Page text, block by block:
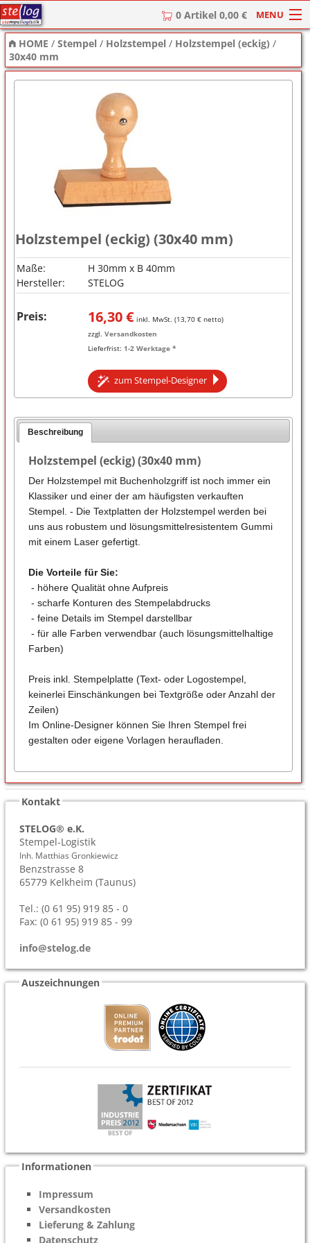
0 Artikel 0,00 € MENU
HOME
Stempel
Stempel-Textplatten
HOME /Stempel / Holzstempel / Holzstempel (eckig) /
30x40 mm
Holzstempel (eckig) (30x40 mm)
Maße:
H 30mm x B 40mm
Hersteller:
STELOG
Preis: 16,30€ inkl. MwSt. (13,70€ netto)
zzgl. Versandkosten
Lieferfrist: 1-2 Werktage *
zum Stempel-Designer
Beschreibung
Holzstempel (eckig) (30x40 mm)
Der Holzstempel mit Buchenholzgriff ist noch immer ein
Klassiker und einer der am häufigsten verkauften
Stempel. - Die Textplatten der Holzstempel werden bei
uns aus robustem und lösungsmittelresistentem Gummi
mit einem Laser gefertigt.
Die Vorteile für Sie:
- höhere Qualität ohne Aufpreis
- scharfe Konturen des Stempelabdrucks
- feine Details im Stempel darstellbar
- für alle Farben verwendbar (auch lösungsmittelhaltige
Farben)
Preis inkl. Stempelplatte (Text- oder Logostempel,
keinerlei Einschänkungen bei Textgröße oder Anzahl der
Zeilen)
Im Online-Designer können Sie Ihren Stempel frei
gestalten oder eigene Vorlagen heraufladen.
Kontakt
STELOG® e.K.
Stempel-Logistik
Inh. Matthias Gronkiewicz
Benzstrasse 8
65779 Kelkheim (Taunus)
Tel.: (0 61 95) 919 85 - 0
Fax: (0 61 95) 919 85 - 99
info@stelog.de
Auszeichnungen
Informationen
Impressum
Versandkosten
Lieferung & Zahlung
Datenschutz